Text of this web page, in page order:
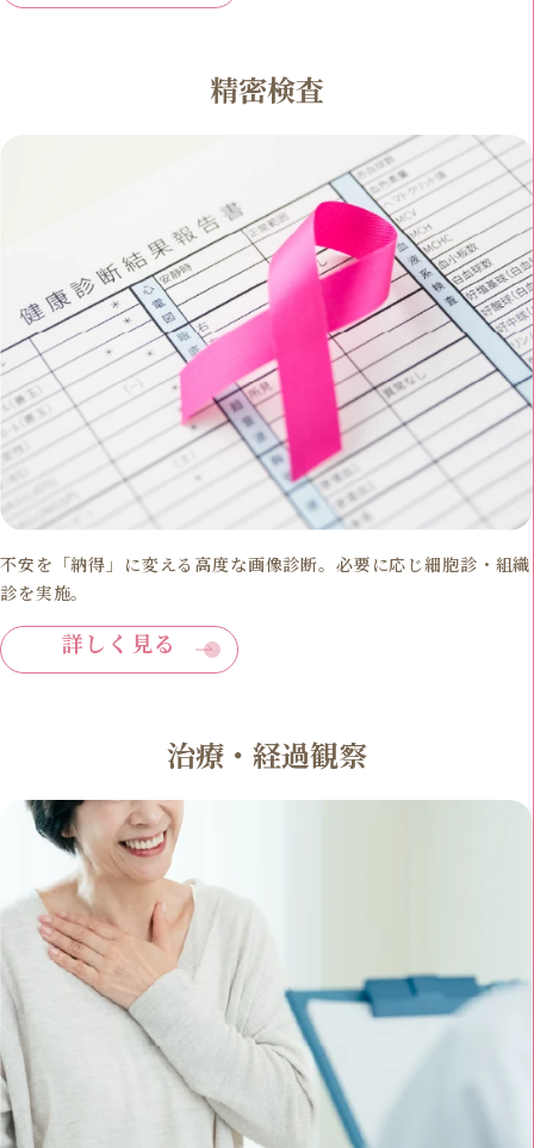
精密検査
不安を「納得」に変える高度な画像診断。必要に応じ細胞診・組織
診を実施。
詳しく見る
治療・経過観察